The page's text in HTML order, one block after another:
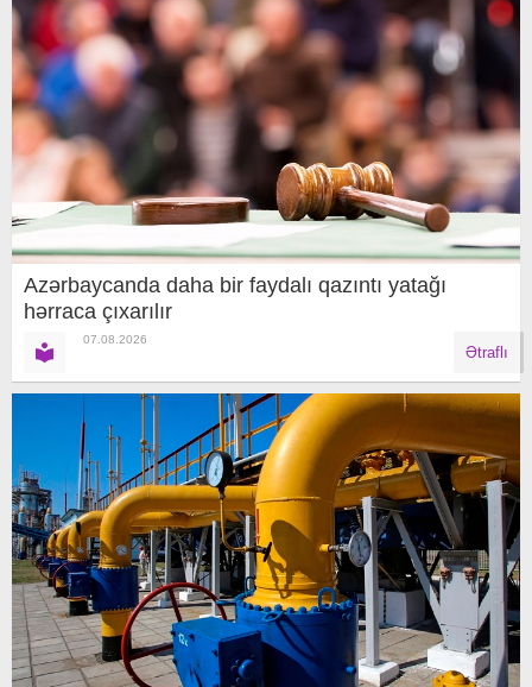
Azərbaycanda daha bir faydalı qazıntı yatağı
hərraca çıxarılır
07.08.2026
Ətraflı